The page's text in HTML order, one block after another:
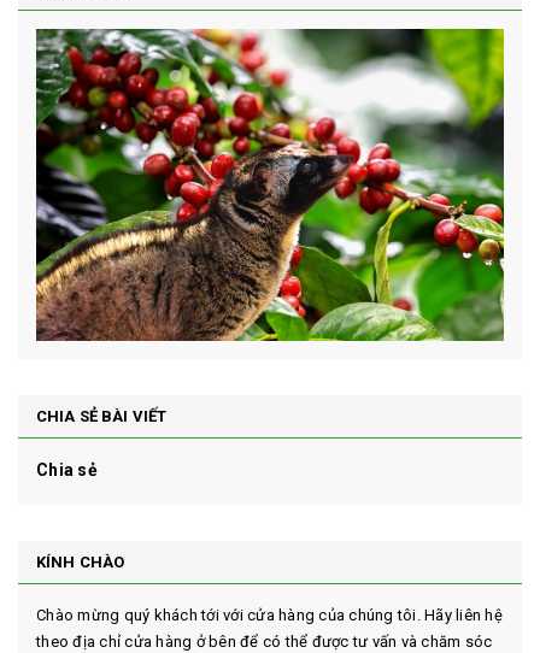
CHIA SẺ BÀI VIẾT
Chia sẻ
KÍNH CHÀO
Chào mừng quý khách tới với cửa hàng của chúng tôi. Hãy liên hệ
theo địa chỉ cửa hàng ở bên để có thể được tư vấn và chăm sóc